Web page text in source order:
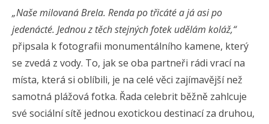
„Naše milovaná Brela. Renda po třicáté a já asi po
jedenácté. Jednou z těch stejných fotek udělám koláž,“
připsala k fotografii monumentálního kamene, který
se zvedá z vody. To, jak se oba partneři rádi vrací na
místa, která si oblíbili, je na celé věci zajímavější než
samotná plážová fotka. Řada celebrit běžně zahlcuje
své sociální sítě jednou exotickou destinací za druhou,